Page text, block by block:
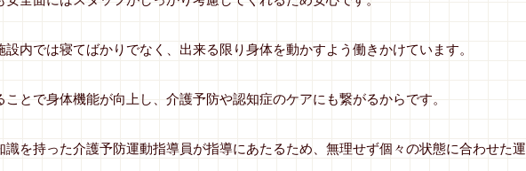
設内では寝てばかりでなく、出来る限り身体を動かすよう働きかけています。
ことで身体機能が向上し、介護予防や認知症のケアにも繋がるからです。
識を持った介護予防運動指導員が指導にあたるため、無理せず個々の状態に合わせた運